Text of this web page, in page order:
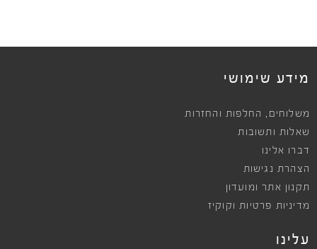
מידע שימושי
משלוחים , החלפות והחזרות
שאלות ותשובות
דברו אלינו
הצהרת נגישות
תקנון אתר ומועדון
מדיניות פרטיות וקוקיז
עלינו